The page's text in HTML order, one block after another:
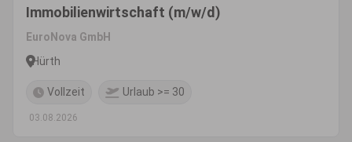
Immobilienwirtschaft (m/w/d)
EuroNova GmbH
Hürth
Vollzeit Urlaub >= 30
03.08.2026